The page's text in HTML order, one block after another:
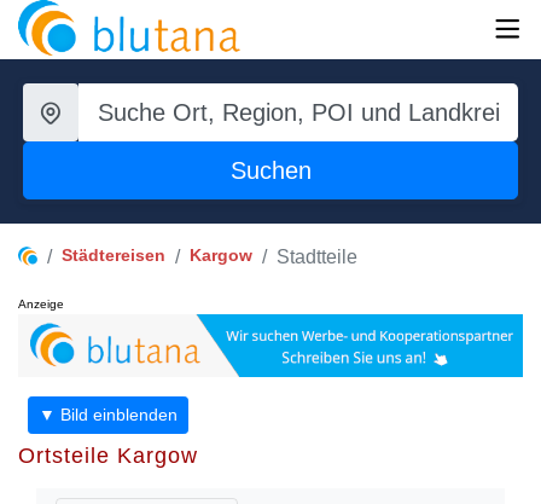
Suchen
Städtereisen Kargow Stadtteile
Anzeige
▼ Bild einblenden
Ortsteile Kargow